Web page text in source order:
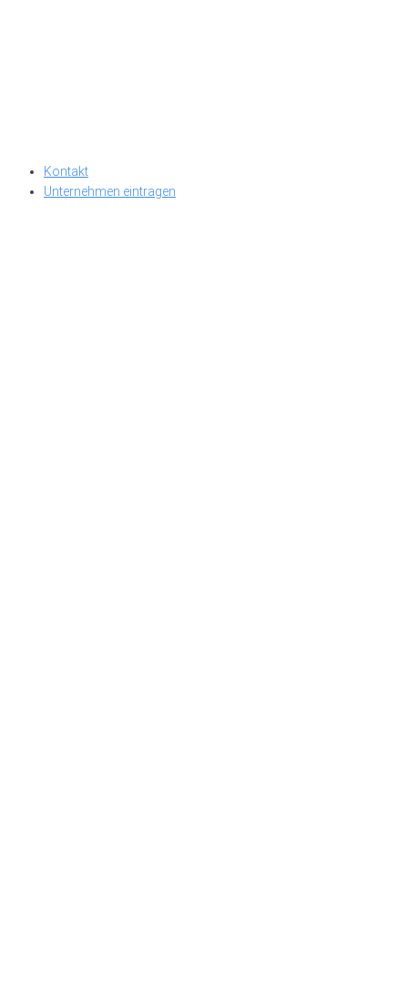
Kontakt
Unternehmen eintragen